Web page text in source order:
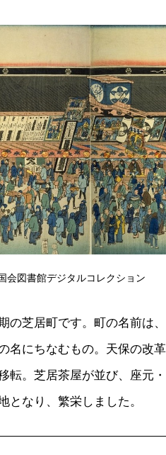
図書館デジタルコレクション
の芝居町です。町の名前は
名にちなむもの。天保の改
転。芝居茶屋が並び、座元
となり、繁栄しました。